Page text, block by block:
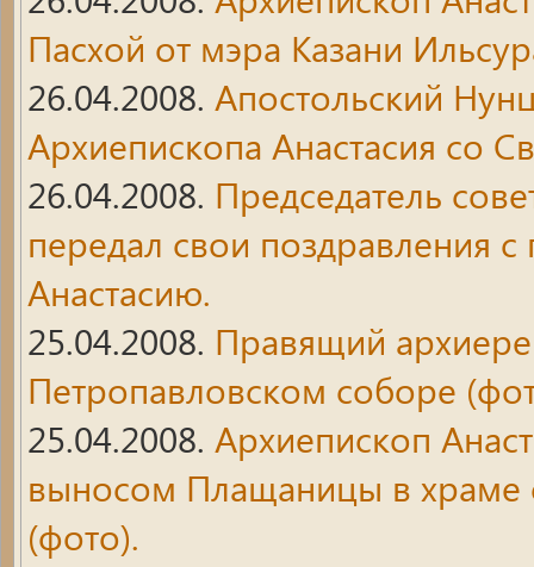
Пасхой от мэра Казани
26.04.2008. Апостольский
Архиепископа Анастасия со
26.04.2008. Председатель
передал свои поздравления
Анастасию.
25.04.2008. Правящий
Петропавловском соборе
25.04.2008. Архиепископ
выносом Плащаницы в храме
(фото).